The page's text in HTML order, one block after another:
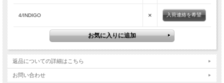
4/INDIGO × 入荷連絡を希望
返品についての詳細はこちら
お問い合わせ